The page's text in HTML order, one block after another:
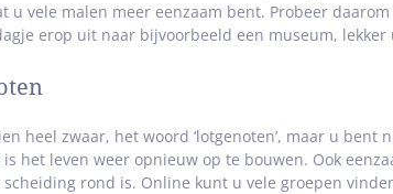
u vele malen meer eenzaam bent. Probeer
erop uit naar bijvoorbeeld een museum,
heel zwaar, het woord ‘lotgenoten’, maar u
is het leven weer opnieuw op te bouwen. Ook
rond is. Online kunt u vele groepen